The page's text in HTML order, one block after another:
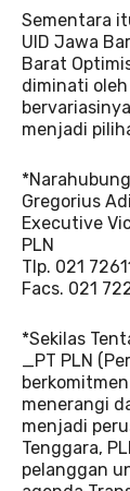
Sementara
UID Jawa
Barat
diminati
menjadi
Gregorius
Executive
PLN
Tlp. 021
Facs. 021
*Sekilas
_PT PLN
menerangi
menjadi
Tenggara,
pelanggan